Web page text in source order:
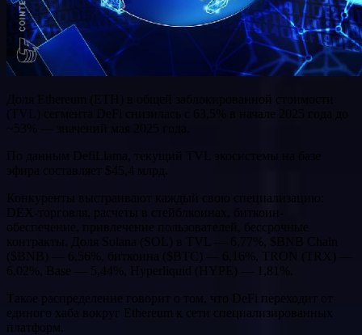
Доля Ethereum (ETH) в общей заблокированной стоимости
(TVL) сегмента DeFi снизилась с 63,5% в начале 2025 года до
~53% — значений мая 2025 года.
По данным DefiLlama, текущий TVL экосистемы на базе
эфира составляет $45,4 млрд.
Конкуренты выстраивают каждый свою специализацию:
DEX-торговля, расчеты в стейблкоинах, биткоин-
обеспечение, привлечение пользователей, бессрочные
контракты. Доля Solana (SOL) в TVL — 6,77%, $BNB Chain
($BNB) — 6,56%, биткоина ($BTC) — 6,16%, TRON (TRX) —
6,02%, Base — 5,44%, Hyperliquid (HYPE) — 1,81%.
Такое распределение говорит о том, что DeFi переходит от
единого хаба вокруг Ethereum к сети специализированных
платформ.